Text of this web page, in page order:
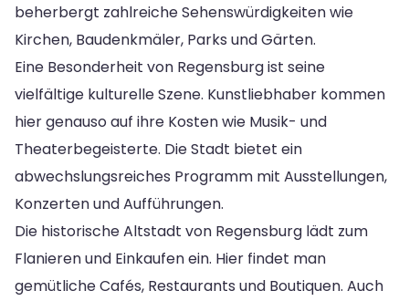
beherbergt zahlreiche Sehenswürdigkeiten wie
Kirchen, Baudenkmäler, Parks und Gärten.
Eine Besonderheit von Regensburg ist seine
vielfältige kulturelle Szene. Kunstliebhaber kommen
hier genauso auf ihre Kosten wie Musik- und
Theaterbegeisterte. Die Stadt bietet ein
abwechslungsreiches Programm mit Ausstellungen,
Konzerten und Aufführungen.
Die historische Altstadt von Regensburg lädt zum
Flanieren und Einkaufen ein. Hier findet man
gemütliche Cafés, Restaurants und Boutiquen. Auch